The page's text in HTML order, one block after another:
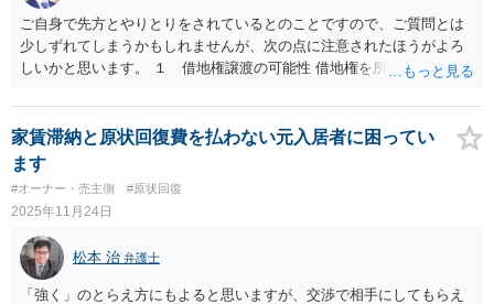
討されてはいかがでしょうか。
ご自身で先方とやりとりをされているとのことですので、ご質問とは
少しずれてしまうかもしれませんが、次の点に注意されたほうがよろ
しいかと思います。 １ 借地権譲渡の可能性 借地権を所有者に売却で
還するのではなく、譲渡の可能性を検討してみてください。 ２ 個人
で交渉することについて 借地権の譲渡や、土地の返還の方法は個人で
ご対応されるのは難しいかと思います。お近くの弁護士に相談される
ことをおすすめします。 ３ 解体について 解体をしてしまうと、借地
権は対抗要件を失ってしまいます（平たく言うと、その土地に借地権
を設定していることを他の人に主張できなくなってしまいます。）。
そのため、解体の時期については、慎重に検討されてください。
家賃滞納と原状回復費を払わない元入居者に困ってい
ます
#オーナー・売主側 #原状回復
2025年11月24日
松本 治 弁護士
「強く」のとらえ方にもよると思いますが、交渉で相手にしてもらえ